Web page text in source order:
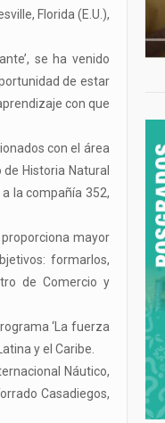
Florida (E.U.),
se ha venido
de estar
con que
con el área
Historia Natural
la compañía 352,
mayor
formarlos,
de Comercio y
‘La fuerza
y el Caribe.
Náutico,
Casadiegos,